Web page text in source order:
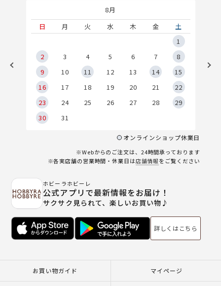
8月
日
月 火 水 木 金
土
1
2
3 4 5 6 7
8
9
10 11 12 13 14
15
16
17 18 19 20 21
22
23
24 25 26 27 28
29
30
31
オンラインショップ休業日
※Webからのご注文は、24時間承っております
※各実店舗の営業時間・休業日は店舗情報をご覧ください
ホビーラホビーレ
公式アプリで最新情報をお届け！
サクサク見られて、楽しいお買い物♪
詳しくはこちら
お買い物ガイド マイページ